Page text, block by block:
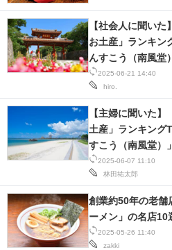
2025-06-21 14:40
hiro.
【社会人に聞い
お土産」ランキ
んすこう（南風堂
2025-06-07 11:10
林田祐太郎
【主婦に聞いた
土産」ランキン
すこう（南風堂）
2025-05-26 11:40
zakki
創業約50年の老
ーメン」の名店10